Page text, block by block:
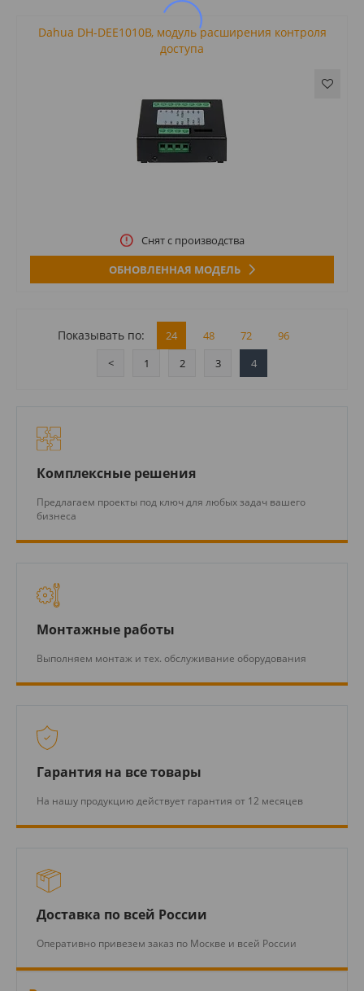
Dahua DH-DEE1010B, модуль расширения контроля
доступа
Снят с производства
ОБНОВЛЕННАЯ МОДЕЛЬ
Показывать по: 24 48 72
96
<
1 2 3 4
Комплексные решения
Предлагаем проекты под ключ для любых задач вашего
бизнеса
Монтажные работы
Выполняем монтаж и тех. обслуживание оборудования
Гарантия на все товары
На нашу продукцию действует гарантия от 12 месяцев
Доставка по всей России
Оперативно привезем заказ по Москве и всей России